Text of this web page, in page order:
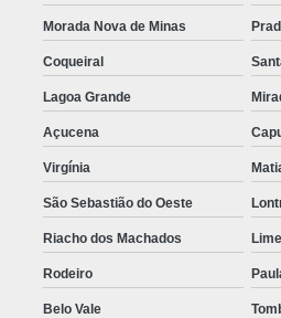
Morada Nova de Minas
Coqueiral
Lagoa Grande
Açucena
Virgínia
São Sebastião do Oeste
Riacho dos Machados
Rodeiro
Belo Vale